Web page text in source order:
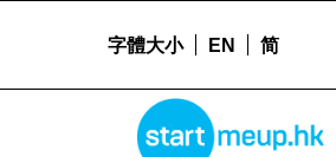
字體大小 EN 简